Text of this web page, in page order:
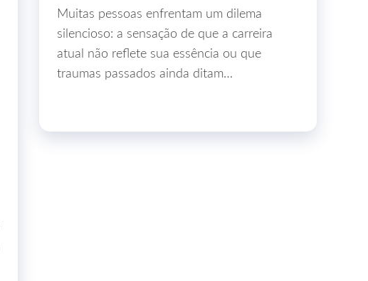
Muitas pessoas enfrentam um dilema
silencioso: a sensação de que a carreira
atual não reflete sua essência ou que
traumas passados ainda ditam…